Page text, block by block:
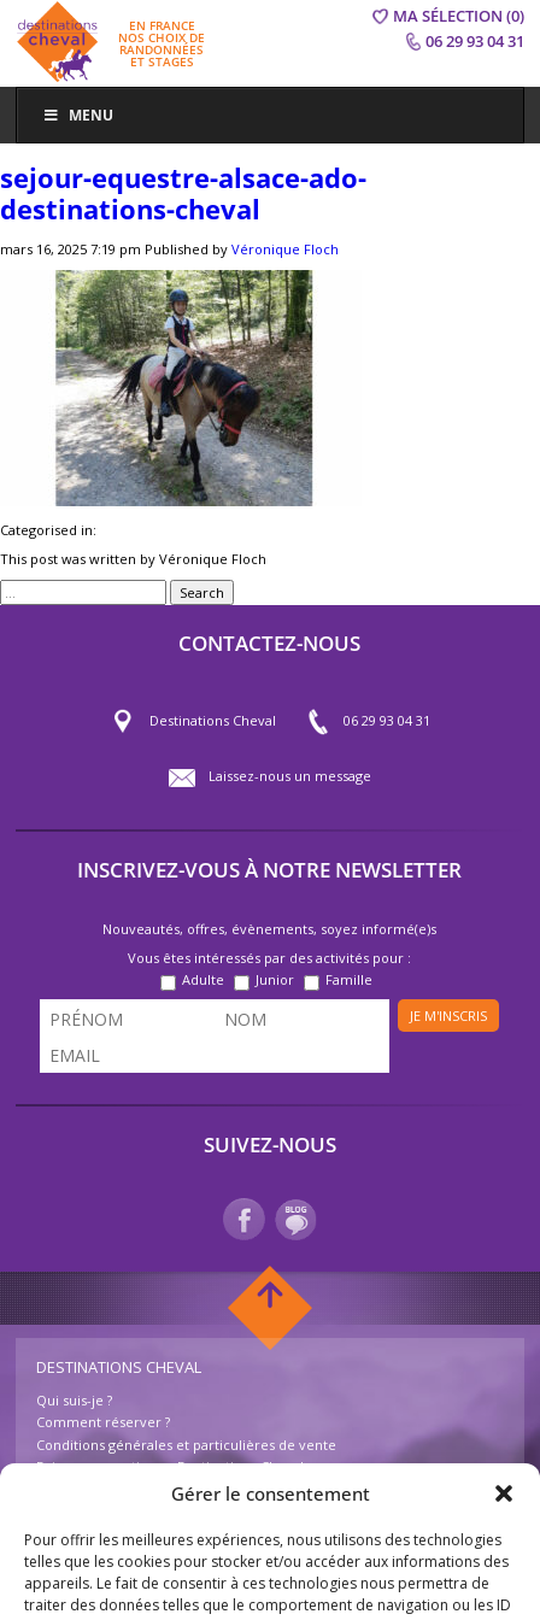
Gérer le consentement
Pour offrir les meilleures expériences, nous utilisons des technologies
telles que les cookies pour stocker et/ou accéder aux informations des
appareils. Le fait de consentir à ces technologies nous permettra de
traiter des données telles que le comportement de navigation ou les ID
EN FRANCE
NOS CHOIX DE
RANDONNÉES
ET STAGES
MA SÉLECTION (0)
06 29 93 04 31
MENU
sejour-equestre-alsace-ado-
destinations-cheval
mars 16, 2025 7:19 pm Published by Véronique Floch
Categorised in:
This post was written by Véronique Floch
Search
CONTACTEZ-NOUS
Destinations Cheval 06 29 93 04 31
Laissez-nous un message
INSCRIVEZ-VOUS À NOTRE NEWSLETTER
Nouveautés, offres, évènements, soyez informé(e)s
Vous êtes intéressés par des activités pour :
Adulte
Junior
Famille
JE M'INSCRIS
SUIVEZ-NOUS
DESTINATIONS CHEVAL
Qui suis-je ?
Comment réserver ?
Conditions générales et particulières de vente
Foire aux questions – Destinations Cheval
INFOS
Mentions légales
Plan du site